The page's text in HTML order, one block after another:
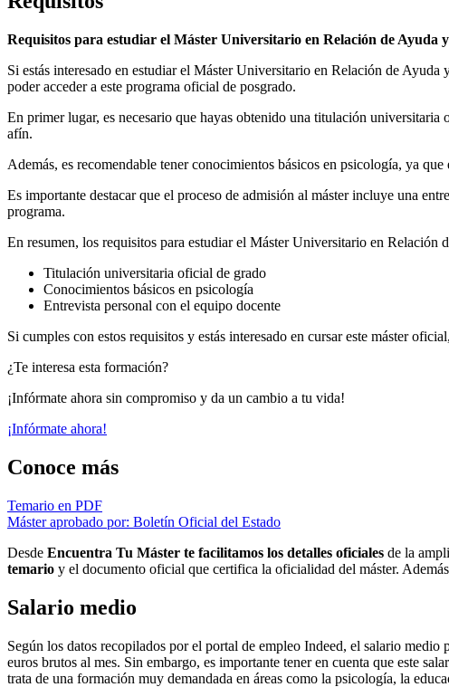
Requisitos para estudiar el Máster Universitario en Relación de Ayuda
Si estás interesado en estudiar el Máster Universitario en Relación de
poder acceder a este programa oficial de posgrado.
En primer lugar, es necesario que hayas obtenido una titulación
afín.
Además, es recomendable tener conocimientos básicos en psicología, ya
Es importante destacar que el proceso de admisión al máster incluye una
programa.
En resumen, los requisitos para estudiar el Máster Universitario en Relación
Titulación universitaria oficial de grado
Conocimientos básicos en psicología
Entrevista personal con el equipo docente
Si cumples con estos requisitos y estás interesado en cursar este máster
¿Te interesa esta formación?
¡Infórmate ahora sin compromiso y da un cambio a tu vida!
¡Infórmate ahora!
Conoce más
Temario en PDF
Máster aprobado por: Boletín Oficial del Estado
Desde Encuentra Tu Máster te facilitamos los detalles oficiales de la
temario y el documento oficial que certifica la oficialidad del máster.
Salario medio
Según los datos recopilados por el portal de empleo Indeed, el salario
euros brutos al mes. Sin embargo, es importante tener en cuenta que este
trata de una formación muy demandada en áreas como la psicología, la